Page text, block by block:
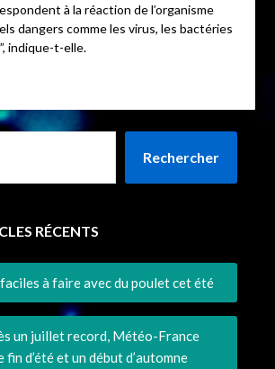
à la réaction de l’organisme
dangers comme les virus, les bactéries
indique-t-elle.
Rechercher
RÉCENTS
à faire avec du poulet cet été
un juillet record, Météo-France
fin d’été et un début d’automne